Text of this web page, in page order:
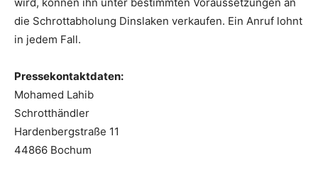
die Schrottabholung Dinslaken verkaufen. Ein Anruf lohnt
in jedem Fall.
Pressekontaktdaten:
Mohamed Lahib
Schrotthändler
Hardenbergstraße 11
44866 Bochum